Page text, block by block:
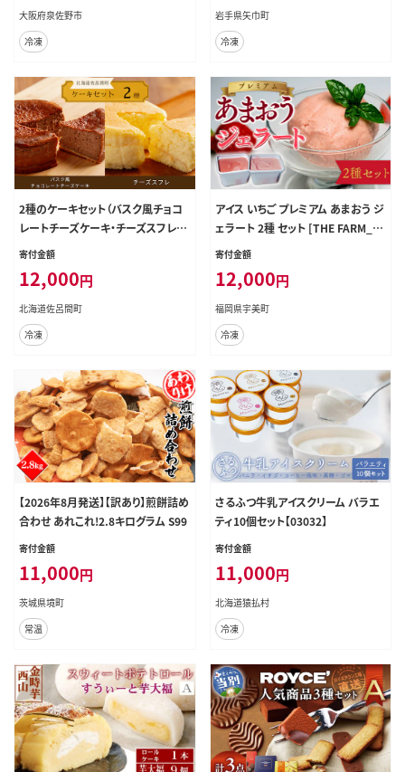
大阪府泉佐野市
冷凍
岩手県矢巾町
冷凍
2種のケーキセット（バスク風チョコ
レートチーズケーキ・チーズスフレ）
SRMJ038
寄付金額
12,000円
北海道佐呂間町
冷凍
アイス いちご プレミアム あまおう ジ
ェラート 2種 セット [THE FARM_st
rawberry 福岡県 宇美町 um40az
甘い デザート
寄付金額
12,000円
福岡県宇美町
冷凍
【2026年8月発送】【訳あり】煎餅詰め
合わせ あれこれ!2.8キログラム S99
寄付金額
11,000円
茨城県境町
常温
さるふつ牛乳アイスクリーム バラエ
ティ10個セット【03032】
寄付金額
11,000円
北海道猿払村
冷凍